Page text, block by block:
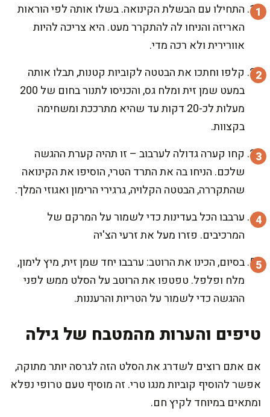
התחילו עם הבשלת הקינואה. בשלו אותה לפי הוראות
האריזה והניחו לה להתקרר מעט. היא צריכה להיות
אוורירית ולא רכה מדי.
קלפו וחתכו את הבטטה לקוביות קטנות, תבלו אותה
במעט שמן זית ומלח גס, והכניסו לתנור בחום של 200
מעלות לכ-20 דקות עד שהיא מתרככת ומשחימה
בקצוות.
קחו קערה גדולה לערבוב – זו תהיה קערת ההגשה
שלכם. הניחו בה את התרד הטרי, הוסיפו את הקינואה
שהתקררה, הבטטה הקלויה, גרגירי הרימון ואגוזי המלך.
ערבבו הכל בעדינות כדי לשמור על המרקם של
המרכיבים. פזרו מעל את זרעי הצ'יה
בסיום, הכינו את הרוטב: ערבבו יחד שמן זית, מיץ לימון,
מלח ופלפל. טפטפו את הרוטב על הסלט ממש לפני
ההגשה כדי לשמור על הטריות והרעננות.
טיפים והערות מהמטבח של גילה
אם אתם רוצים לשדרג את הסלט הזה לגרסה יותר מתוקה,
אפשר להוסיף קוביות מנגו טרי. זה מוסיף טעם טרופי נפלא
ומתאים במיוחד לקיץ חם.